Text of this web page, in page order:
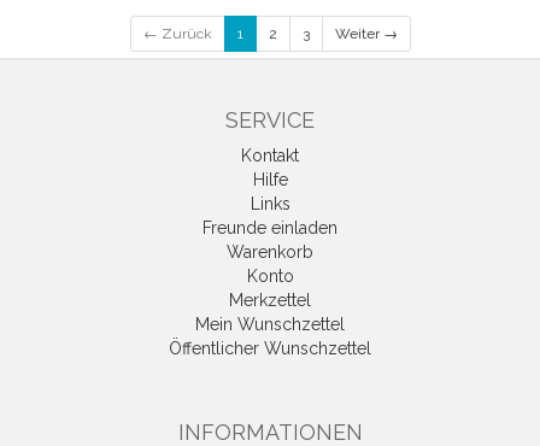
← Zurück 1 2 3 Weiter →
SERVICE
Kontakt
Hilfe
Links
Freunde einladen
Warenkorb
Konto
Merkzettel
Mein Wunschzettel
Öffentlicher Wunschzettel
INFORMATIONEN